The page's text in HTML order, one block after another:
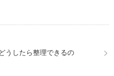
うしたら整理できるの